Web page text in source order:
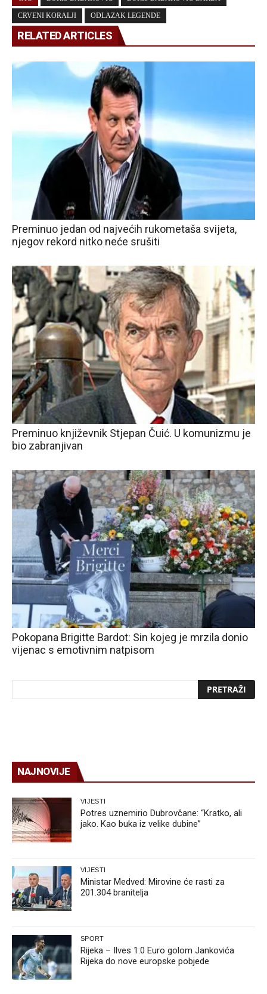
CRVENI KORALJI ODLAZAK LEGENDE
RELATED ARTICLES
Preminuo jedan od najvećih rukometaša svijeta,
njegov rekord nitko neće srušiti
Preminuo književnik Stjepan Čuić. U komunizmu je
bio zabranjivan
Pokopana Brigitte Bardot: Sin kojeg je mrzila donio
vijenac s emotivnim natpisom
NAJNOVIJE
VIJESTI
Potres uznemirio Dubrovčane: “Kratko, ali
jako. Kao buka iz velike dubine”
VIJESTI
Ministar Medved: Mirovine će rasti za
201.304 branitelja
SPORT
Rijeka – Ilves 1:0 Euro golom Jankovića
Rijeka do nove europske pobjede